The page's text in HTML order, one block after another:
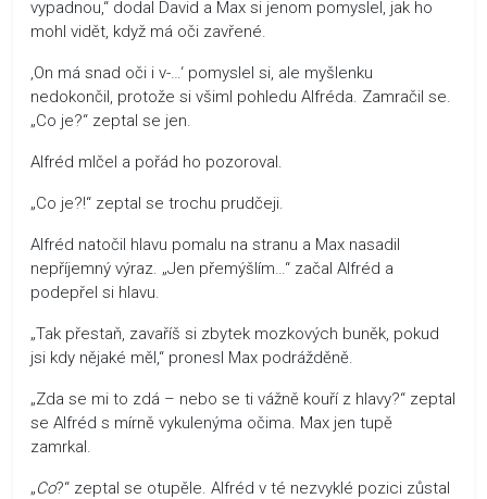
vypadnou,“ dodal David a Max si jenom pomyslel, jak ho
mohl vidět, když má oči zavřené.
‚On má snad oči i v-…‘ pomyslel si, ale myšlenku
nedokončil, protože si všiml pohledu Alfréda. Zamračil se.
„Co je?“ zeptal se jen.
Alfréd mlčel a pořád ho pozoroval.
„Co je?!“ zeptal se trochu prudčeji.
Alfréd natočil hlavu pomalu na stranu a Max nasadil
nepříjemný výraz. „Jen přemýšlím…“ začal Alfréd a
podepřel si hlavu.
„Tak přestaň, zavaříš si zbytek mozkových buněk, pokud
jsi kdy nějaké měl,“ pronesl Max podrážděně.
„Zda se mi to zdá – nebo se ti vážně kouří z hlavy?“ zeptal
se Alfréd s mírně vykulenýma očima. Max jen tupě
zamrkal.
„Co?“ zeptal se otupěle. Alfréd v té nezvyklé pozici zůstal